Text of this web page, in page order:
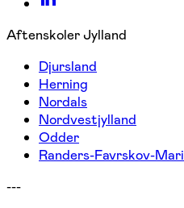
Aftenskoler Jylland
Djursland
Herning
Nordals
Nordvestjylland
Odder
Randers-Favrskov-
---